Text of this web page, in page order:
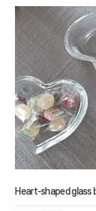
Heart-shaped glass